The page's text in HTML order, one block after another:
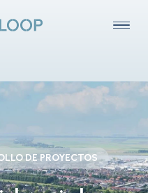
DE PROYECTOS